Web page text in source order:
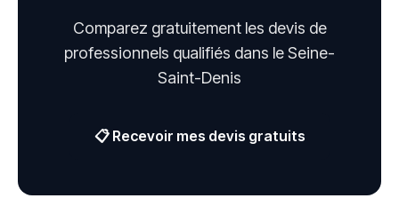
Comparez gratuitement les devis de
professionnels qualifiés dans le Seine-
Saint-Denis
📋 Recevoir mes devis gratuits